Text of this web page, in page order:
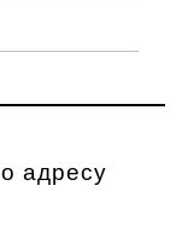
адресу